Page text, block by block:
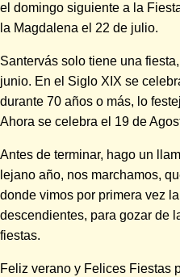
el domingo siguiente a la
la Magdalena el 22 de julio.
Santervás solo tiene una
junio. En el Siglo XIX se
durante 70 años o más, lo
Ahora se celebra el 19 de
Antes de terminar, hago un
lejano año, nos marchamos,
donde vimos por primera vez
descendientes, para gozar de
fiestas.
Feliz verano y Felices Fiestas